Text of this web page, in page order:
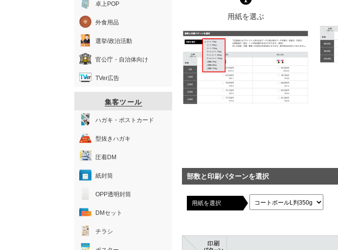
用紙を選ぶ
部数と印刷パターンを選択
用紙を選択
卓上POP
外食用品
選挙/政治活動
官公庁・自治体向け
TVer広告
集客ツール
ハガキ・ポストカード
型抜きハガキ
圧着DM
紙封筒
OPP透明封筒
DMセット
チラシ